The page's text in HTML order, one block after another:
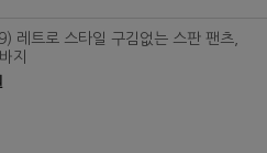
레트로 스타일 구김없는 스판 팬츠,
지